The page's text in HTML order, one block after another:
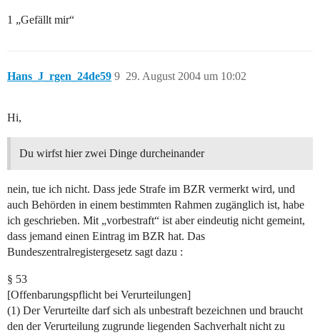
1 „Gefällt mir“
Hans_J_rgen_24de59 29. August 2004 um 10:02
9
Hi,
Du wirfst hier zwei Dinge durcheinander
nein, tue ich nicht. Dass jede Strafe im BZR vermerkt wird, und
auch Behörden in einem bestimmten Rahmen zugänglich ist, habe
ich geschrieben. Mit „vorbestraft“ ist aber eindeutig nicht gemeint,
dass jemand einen Eintrag im BZR hat. Das
Bundeszentralregistergesetz sagt dazu :
§ 53
[Offenbarungspflicht bei Verurteilungen]
(1) Der Verurteilte darf sich als unbestraft bezeichnen und braucht
den der Verurteilung zugrunde liegenden Sachverhalt nicht zu